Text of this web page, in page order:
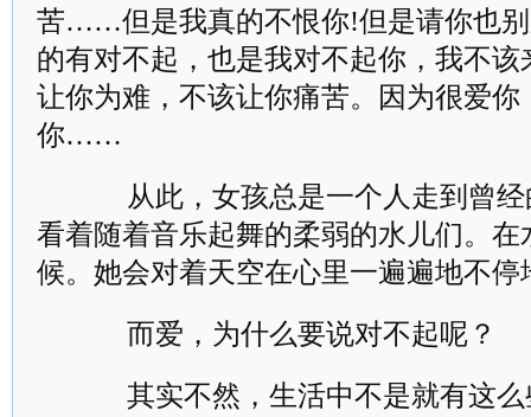
苦……但是我真的不恨你!但是请你也
的有对不起，也是我对不起你，我不
让你为难，不该让你痛苦。因为很爱你
你……
从此，女孩总是一个人走到曾经
看着随着音乐起舞的柔弱的水儿们。
候。她会对着天空在心里一遍遍地不停
而爱，为什么要说对不起呢？
其实不然，生活中不是就有这么